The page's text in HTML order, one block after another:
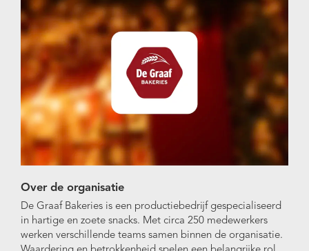
Over de organisatie
De Graaf Bakeries is een productiebedrijf gespecialiseerd
in hartige en zoete snacks. Met circa 250 medewerkers
werken verschillende teams samen binnen de organisatie.